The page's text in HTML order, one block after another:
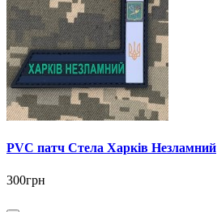
PVC патч Стела Харків Незламний
300грн